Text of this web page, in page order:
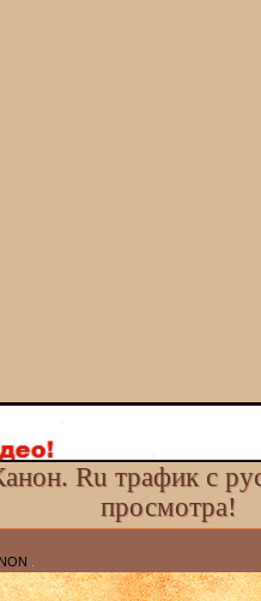
Ru трафик с
просмотра!